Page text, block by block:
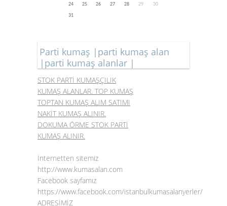
24
25 26 27 28 29
30
31
Parti kumaş |parti kumaş alan
|parti kumaş alanlar |
STOK PARTİ KUMAŞÇILIK
KUMAŞ ALANLAR. TOP KUMAŞ
TOPTAN KUMAŞ ALIM SATIMI
NAKİT KUMAŞ ALINIR.
DOKUMA ÖRME STOK PARTİ
KUMAŞ ALINIR.
İnternetten sitemiz
http://www.kumasalan.com
Facebook sayfamız
https://www.facebook.com/istanbulkumasalanyerler/
ADRESİMİZ